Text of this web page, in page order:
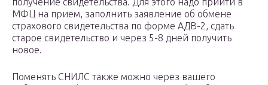
МФЦ на прием, заполнить заявление об обмене
страхового свидетельства по форме АДВ-2, сдать
старое свидетельство и через 5-8 дней получить
новое.
Поменять СНИЛС также можно через вашего